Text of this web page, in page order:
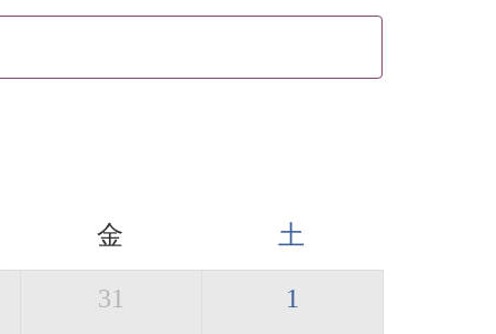
金 土
31 1